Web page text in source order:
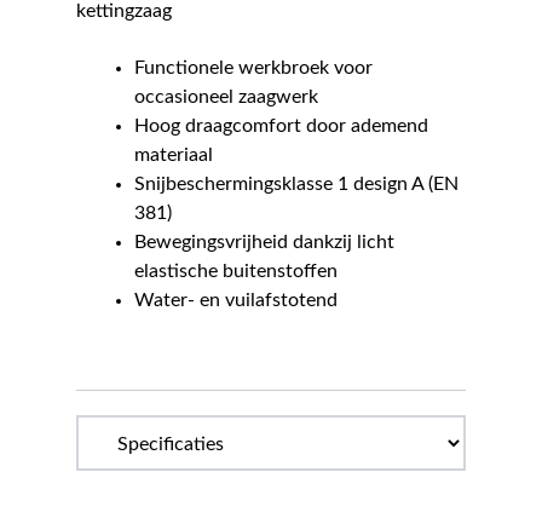
kettingzaag
Functionele werkbroek voor
occasioneel zaagwerk
Hoog draagcomfort door ademend
materiaal
Snijbeschermingsklasse 1 design A (EN
381)
Bewegingsvrijheid dankzij licht
elastische buitenstoffen
Water- en vuilafstotend